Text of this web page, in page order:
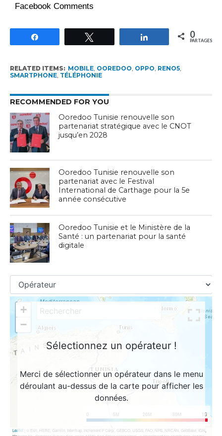
Facebook Comments
Partagez 0
PARTAGES
RELATED ITEMS: MOBILE, OOREDOO, OPPO, RENO5,
SMARTPHONE, TÉLÉPHONIE
RECOMMENDED FOR YOU
Ooredoo Tunisie renouvelle son
partenariat stratégique avec le CNOT
jusqu’en 2028
Ooredoo Tunisie renouvelle son
partenariat avec le Festival
International de Carthage pour la 5e
année consécutive
Ooredoo Tunisie et le Ministère de la
Santé : un partenariat pour la santé
digitale